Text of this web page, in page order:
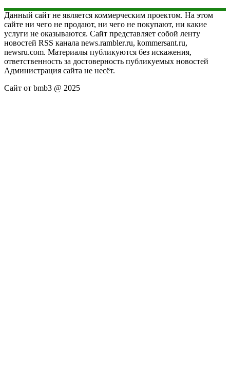
Данный сайт не является коммерческим проектом. На этом
сайте ни чего не продают, ни чего не покупают, ни какие
услуги не оказываются. Сайт представляет собой ленту
новостей RSS канала news.rambler.ru, kommersant.ru,
newsru.com. Материалы публикуются без искажения,
ответственность за достоверность публикуемых новостей
Администрация сайта не несёт.
Сайт от bmb3 @ 2025